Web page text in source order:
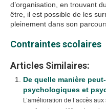
d’organisation, en trouvant
être, il est possible de les
pleinement dans son
Contraintes scolaires
Articles Similaires:
De quelle manière
psychologiques et
L’amélioration de l’accès